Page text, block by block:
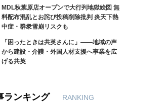
MDL秋葉原店オープンで大行列地獄絵図 無
料配布混乱とお詫び投稿削除批判 炎天下熱
中症・群衆雪崩リスクも
「困ったときは共英さんに」――地域の声
から建設・介護・外国人材支援へ事業を広
げる共英
ランキング RANKING